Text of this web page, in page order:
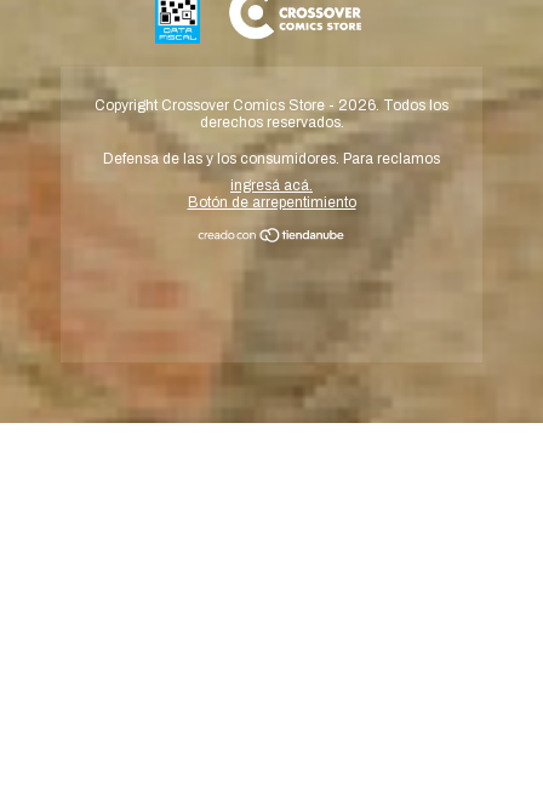
Copyright Crossover Comics Store - 2026. Todos los
derechos reservados.
Defensa de las y los consumidores. Para reclamos
ingresá acá.
Botón de arrepentimiento